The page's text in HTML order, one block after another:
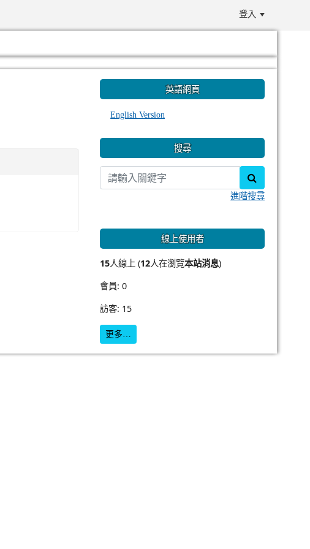
登入
英語網頁
English Version
搜尋
進階搜尋
線上使用者
15人線上 (12人在瀏覽本站消息)
會員: 0
訪客: 15
更多…